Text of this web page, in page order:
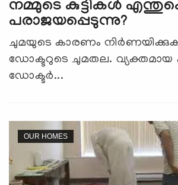
നമ്മുടെ കുട്ടികള്‍
പരാജയപ്പെടുന്നു?
ചുമയുടെ കാരണം
ഡോക്ടറുടെ ചുമതല.
ഡോക്ടര്‍...
OUR HOMES